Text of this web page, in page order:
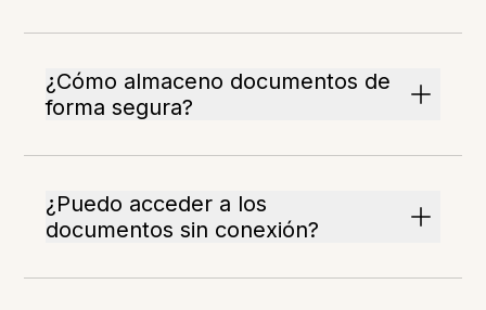
¿Cómo almaceno documentos de
forma segura?
¿Puedo acceder a los
documentos sin conexión?